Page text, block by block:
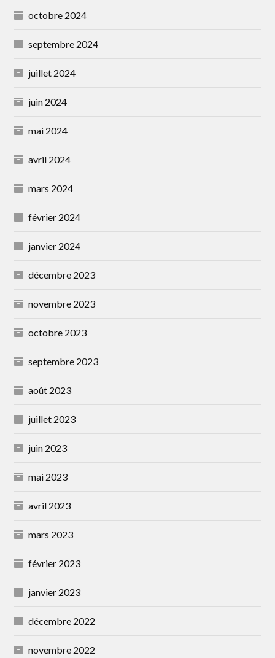
octobre 2024
septembre 2024
juillet 2024
juin 2024
mai 2024
avril 2024
mars 2024
février 2024
janvier 2024
décembre 2023
novembre 2023
octobre 2023
septembre 2023
août 2023
juillet 2023
juin 2023
mai 2023
avril 2023
mars 2023
février 2023
janvier 2023
décembre 2022
novembre 2022